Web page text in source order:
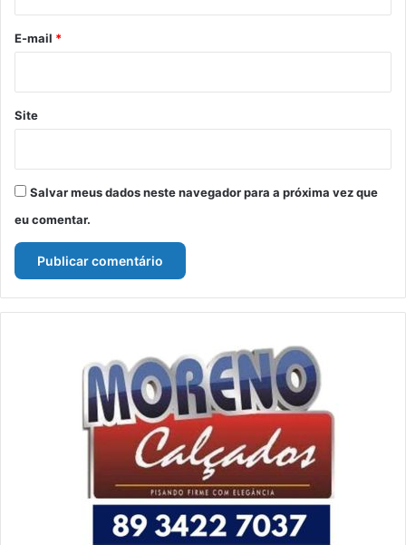
*
E-mail *
Site
Salvar meus dados neste navegador para a próxima vez que
eu comentar.